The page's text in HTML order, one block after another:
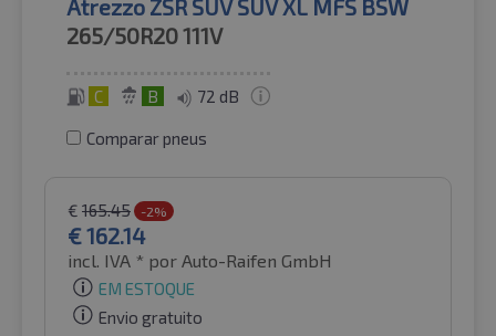
Atrezzo ZSR SUV SUV XL MFS BSW
265/50R20111V
C B 72 dB
Comparar pneus
€ 165.45 -2%
€162.14
incl. IVA * por Auto-Raifen GmbH
EM ESTOQUE
Envio gratuito